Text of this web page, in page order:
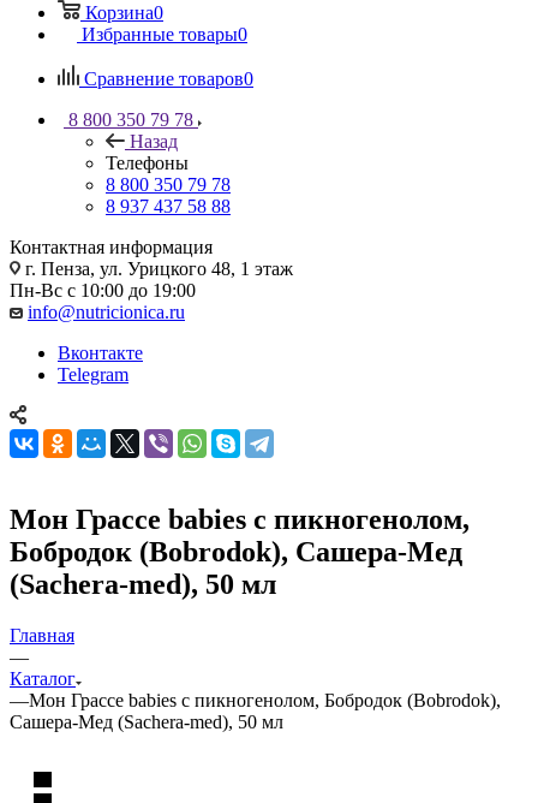
Корзина0
Избранные товары0
Сравнение товаров0
8 800 350 79 78
Назад
Телефоны
8 800 350 79 78
8 937 437 58 88
Контактная информация
г. Пенза, ул. Урицкого 48, 1 этаж
Пн-Вс с 10:00 до 19:00
info@nutricionica.ru
Вконтакте
Telegram
Мон Грассе babies с пикногенолом,
Бобродок (Bobrodok), Сашера-Мед
(Sachera-med), 50 мл
Главная
—
Каталог
—Мон Грассе babies с пикногенолом, Бобродок (Bobrodok),
Сашера-Мед (Sachera-med), 50 мл